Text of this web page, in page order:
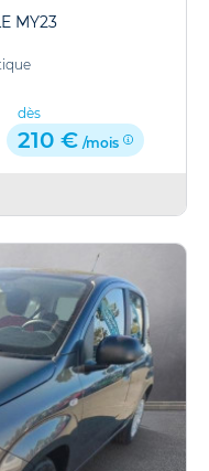
MY23
dès
210 € /mois